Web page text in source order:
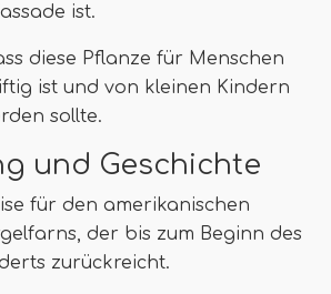
ist.
diese Pflanze für Menschen
ist und von kleinen Kindern
sollte.
und Geschichte
für den amerikanischen
der bis zum Beginn des
zurückreicht.